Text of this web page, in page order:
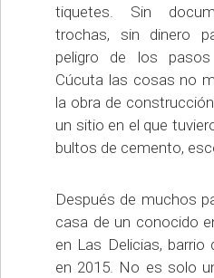
tiquetes. Sin
trochas, sin dinero
peligro de los
Cúcuta las cosas no
la obra de
un sitio en el que
bultos de cemento,
Después de muchos
casa de un conocido
en Las Delicias, barrio
en 2015. No es solo